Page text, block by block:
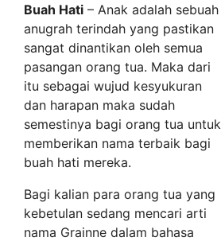
Buah Hati – Anak adalah sebuah
anugrah terindah yang pastikan
sangat dinantikan oleh semua
pasangan orang tua. Maka dari
itu sebagai wujud kesyukuran
dan harapan maka sudah
semestinya bagi orang tua untuk
memberikan nama terbaik bagi
buah hati mereka.
Bagi kalian para orang tua yang
kebetulan sedang mencari arti
nama Grainne dalam bahasa